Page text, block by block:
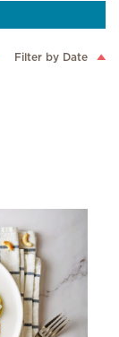
Filter by Date